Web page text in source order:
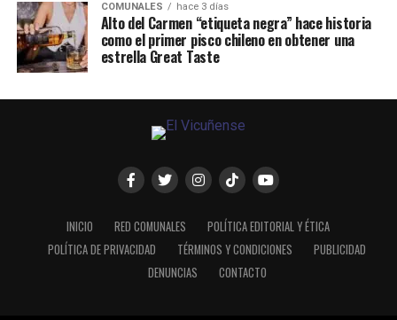
COMUNALES hace 3 días
Alto del Carmen “etiqueta negra” hace historia
como el primer pisco chileno en obtener una
estrella Great Taste
INICIO RED COMUNALES
POLÍTICA EDITORIAL Y ÉTICA
POLÍTICA DE PRIVACIDAD
TÉRMINOS Y CONDICIONES
PUBLICIDAD
DENUNCIAS
CONTACTO